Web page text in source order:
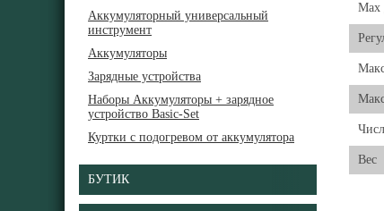
Аккумуляторный универсальный
инструмент
Аккумуляторы
Зарядные устройства
Наборы Аккумуляторы + зарядное
устройство Basic-Set
Куртки с подогревом от аккумулятора
БУТИК
Max
Вес